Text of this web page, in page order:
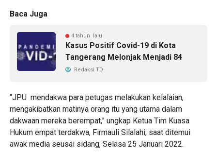
Baca Juga
4 tahun lalu
Kasus Positif Covid-19 di Kota
Tangerang Melonjak Menjadi 84
Redaksi TD
“JPU mendakwa para petugas melakukan kelalaian,
mengakibatkan matinya orang itu yang utama dalam
dakwaan mereka berempat,” ungkap Ketua Tim Kuasa
Hukum empat terdakwa, Firmauli Silalahi, saat ditemui
awak media seusai sidang, Selasa 25 Januari 2022.